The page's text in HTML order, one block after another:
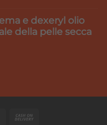
e dexeryl olio
della pelle secca